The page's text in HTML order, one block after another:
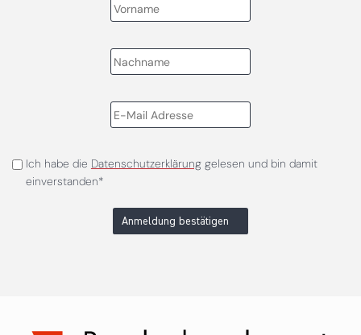
Ich habe die Datenschutzerklärunggelesen und bin damit
einverstanden*
Anmeldung bestätigen